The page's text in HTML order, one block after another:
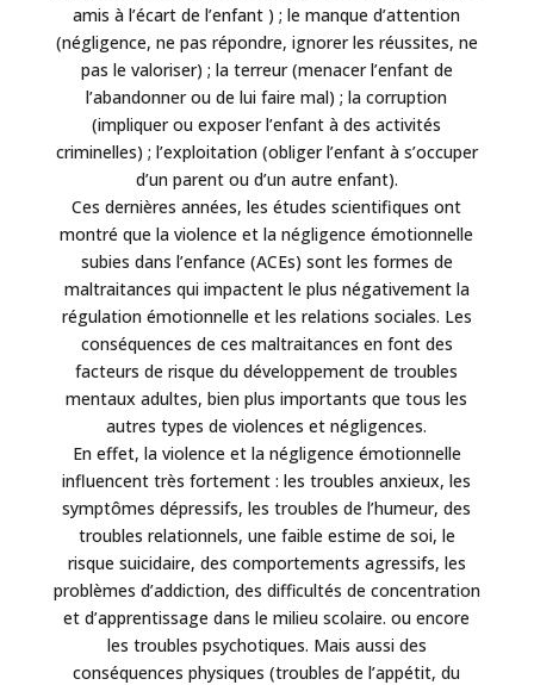
amis à l’écart de l’enfant ) ; le manque d’attention
(négligence, ne pas répondre, ignorer les réussites, ne
pas le valoriser) ; la terreur (menacer l’enfant de
l’abandonner ou de lui faire mal) ; la corruption
(impliquer ou exposer l’enfant à des activités
criminelles) ; l’exploitation (obliger l’enfant à s’occuper
d’un parent ou d’un autre enfant).
Ces dernières années, les études scientifiques ont
montré que la violence et la négligence émotionnelle
subies dans l’enfance (ACEs) sont les formes de
maltraitances qui impactent le plus négativement la
régulation émotionnelle et les relations sociales. Les
conséquences de ces maltraitances en font des
facteurs de risque du développement de troubles
mentaux adultes, bien plus importants que tous les
autres types de violences et négligences.
En effet, la violence et la négligence émotionnelle
influencent très fortement : les troubles anxieux, les
symptômes dépressifs, les troubles de l’humeur, des
troubles relationnels, une faible estime de soi, le
risque suicidaire, des comportements agressifs, les
problèmes d’addiction, des difficultés de concentration
et d’apprentissage dans le milieu scolaire. ou encore
les troubles psychotiques. Mais aussi des
conséquences physiques (troubles de l’appétit, du